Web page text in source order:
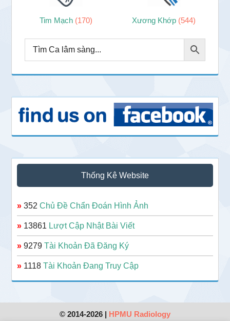
Tim Mạch (170) Xương Khớp (544)
Thống Kê Website
» 352Chủ Đề Chẩn Đoán Hình Ảnh
» 13861 Lượt Cập Nhật Bài Viết
» 9279Tài Khoản Đã Đăng Ký
» 1118Tài Khoản Đang Truy Cập
© 2014-2026 | HPMU Radiology